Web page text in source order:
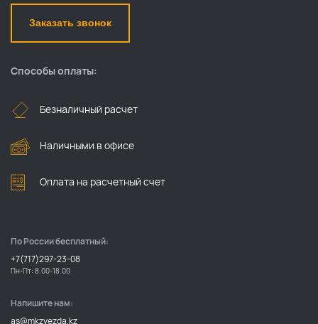
Заказать звонок
Способы оплаты:
Безналичный расчет
Наличными в офисе
Оплата на расчетный счет
По России бесплатный:
+7(717)297-23-08
Пн-Пт: 8.00-18.00
Напишите нам:
as@mkzvezda.kz